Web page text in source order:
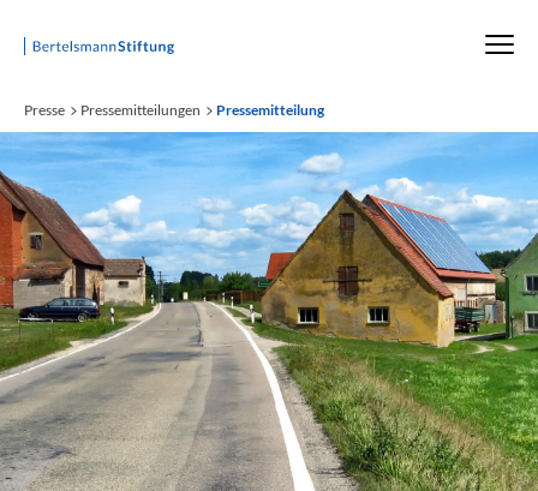
Startseite
Presse Pressemitteilungen Pressemitteilung